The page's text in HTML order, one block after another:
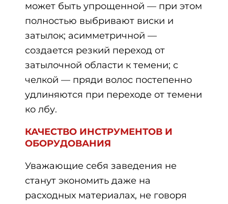
может быть упрощенной — при этом
полностью выбривают виски и
затылок; асимметричной —
создается резкий переход от
затылочной области к темени; с
челкой — пряди волос постепенно
удлиняются при переходе от темени
ко лбу.
КАЧЕСТВО ИНСТРУМЕНТОВ И
ОБОРУДОВАНИЯ
Уважающие себя заведения не
станут экономить даже на
расходных материалах, не говоря